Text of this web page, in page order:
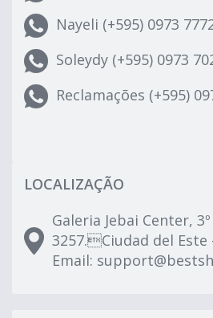
Nayeli (+595) 0973
Soleydy (+595) 0973
Reclamações (+595)
LOCALIZAÇÃO
Galeria Jebai Center,
3257.Ciudad del Este
Email: